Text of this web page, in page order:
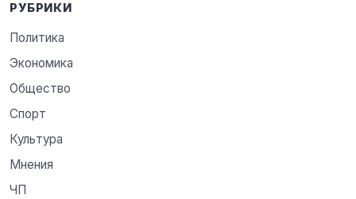
РУБРИКИ
Политика
Экономика
Общество
Спорт
Культура
Мнения
ЧП